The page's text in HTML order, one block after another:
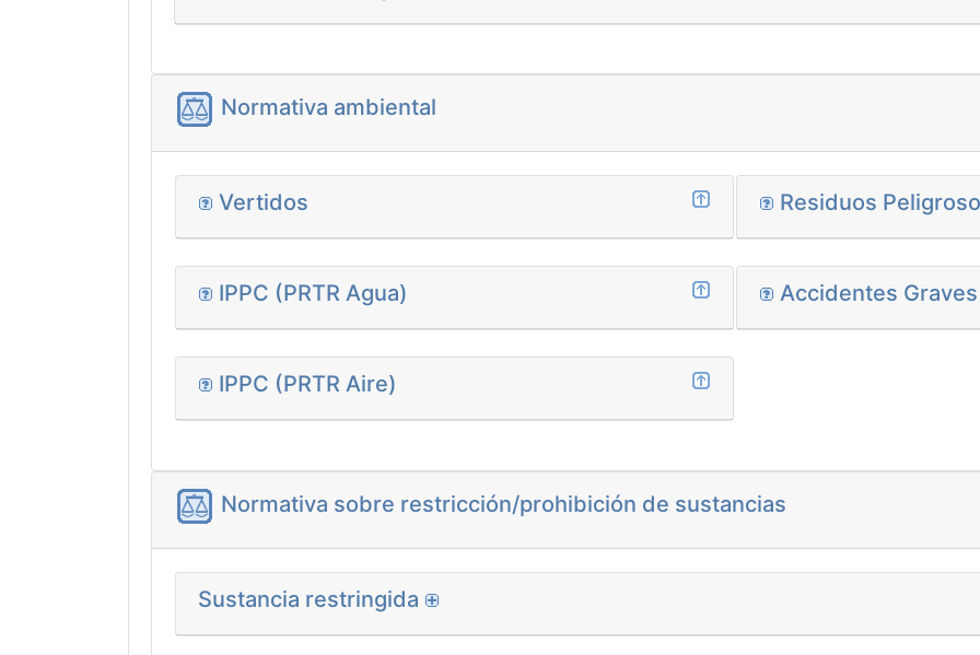
Normativa ambiental
Vertidos
IPPC (PRTR Agua)
IPPC (PRTR Aire)
Residuos
Accidentes Graves
Normativa sobre restricción/prohibición de sustancias
Sustancia restringida